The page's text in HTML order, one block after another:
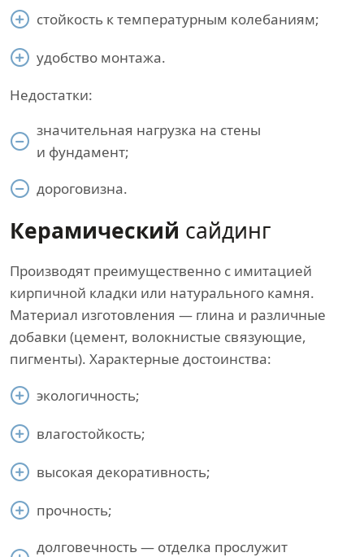
стойкость к температурным колебаниям;
удобство монтажа.
Недостатки:
значительная нагрузка на стены
и фундамент;
дороговизна.
Керамический сайдинг
Производят преимущественно с имитацией
кирпичной кладки или натурального камня.
Материал изготовления — глина и различные
добавки (цемент, волокнистые связующие,
пигменты). Характерные достоинства:
экологичность;
влагостойкость;
высокая декоративность;
прочность;
долговечность — отделка прослужит